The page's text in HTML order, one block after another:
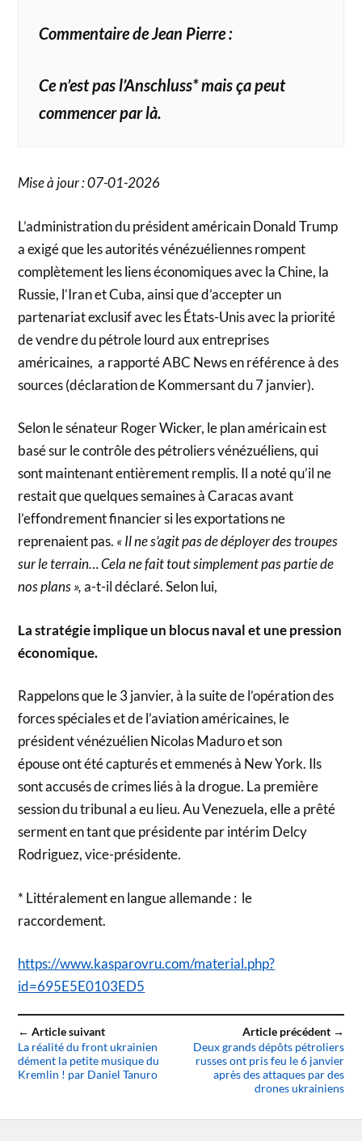
Commentaire de Jean Pierre :
Ce n’est pas l’Anschluss* mais ça peut
commencer par là.
Mise à jour : 07-01-2026
L’administration du président américain Donald Trump
a exigé que les autorités vénézuéliennes rompent
complètement les liens économiques avec la Chine, la
Russie, l’Iran et Cuba, ainsi que d’accepter un
partenariat exclusif avec les États-Unis avec la priorité
de vendre du pétrole lourd aux entreprises
américaines, a rapporté ABC News en référence à des
sources (déclaration de Kommersant du 7 janvier).
Selon le sénateur Roger Wicker, le plan américain est
basé sur le contrôle des pétroliers vénézuéliens, qui
sont maintenant entièrement remplis. Il a noté qu’il ne
restait que quelques semaines à Caracas avant
l’effondrement financier si les exportations ne
reprenaient pas. « Il ne s’agit pas de déployer des troupes
sur le terrain… Cela ne fait tout simplement pas partie de
nos plans »,a-t-il déclaré. Selon lui,
La stratégie implique un blocus naval et une pression
économique.
Rappelons que le 3 janvier, à la suite de l’opération des
forces spéciales et de l’aviation américaines, le
président vénézuélien Nicolas Maduro et son
épouse ont été capturés et emmenés à New York. Ils
sont accusés de crimes liés à la drogue. La première
session du tribunal a eu lieu. Au Venezuela, elle a prêté
serment en tant que présidente par intérim Delcy
Rodriguez, vice-présidente.
* Littéralement en langue allemande : le
raccordement.
https://www.kasparovru.com/material.php?
id=695E5E0103ED5
← Article suivant
La réalité du front ukrainien
dément la petite musique du
Kremlin ! par Daniel Tanuro
Article précédent →
Deux grands dépôts pétroliers
russes ont pris feu le 6 janvier
après des attaques par des
drones ukrainiens